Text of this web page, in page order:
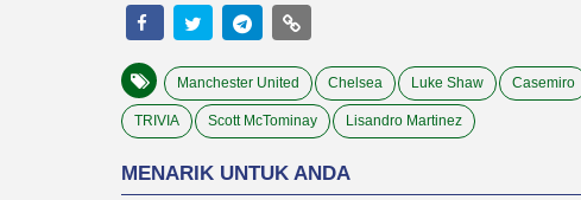
Manchester United Chelsea Luke Shaw Casemiro
TRIVIA Scott McTominay Lisandro Martinez